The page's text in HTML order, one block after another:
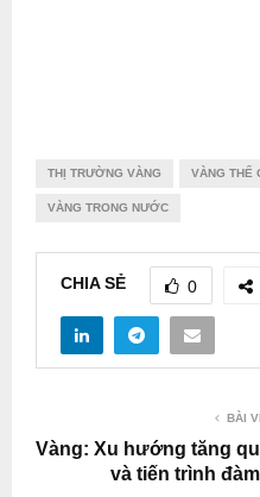
THỊ TRƯỜNG VÀNG VÀNG THẾ
VÀNG TRONG NƯỚC
CHIA SẺ 0
BÀI
Vàng: Xu hướng tăng
và tiến trình